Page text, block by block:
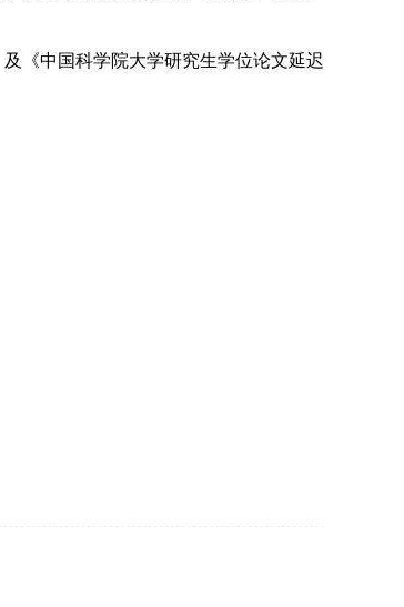
及《中国科学院大学研究生学位论文延迟